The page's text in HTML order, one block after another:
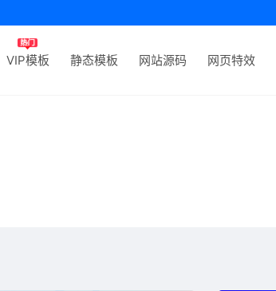
VIP模板 静态模板 网站源码 网页特效